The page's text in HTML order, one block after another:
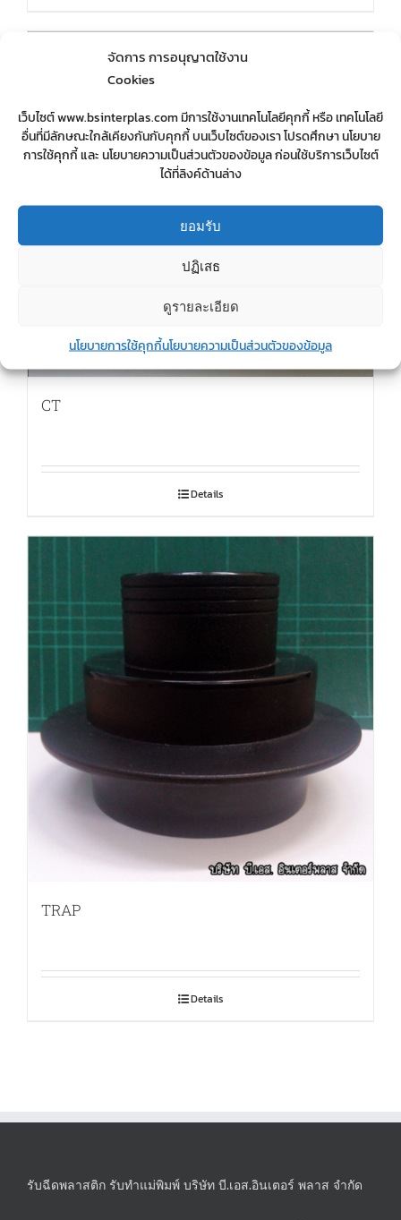
จัดการ การอนุญาตใช้งาน
Cookies
เว็บไซต์ www.bsinterplas.com มีการใช้งานเทคโนโลยีคุกกี้ หรือ เทคโนโลยี
อื่นที่มีลักษณะใกล้เคียงกันกับคุกกี้ บนเว็บไซต์ของเรา โปรดศึกษา นโยบาย
การใช้คุกกี้ และ นโยบายความเป็นส่วนตัวของข้อมูล ก่อนใช้บริการเว็บไซต์
ได้ที่ลิงค์ด้านล่าง
ยอมรับ
ปฏิเสธ
ดูรายละเอียด
นโยบายการใช้คุกกี้นโยบายความเป็นส่วนตัวของข้อมูล
CT
Details
TRAP
Details
รับฉีดพลาสติก รับทำแม่พิมพ์ บริษัท บี.เอส.อินเตอร์ พลาส จำกัด